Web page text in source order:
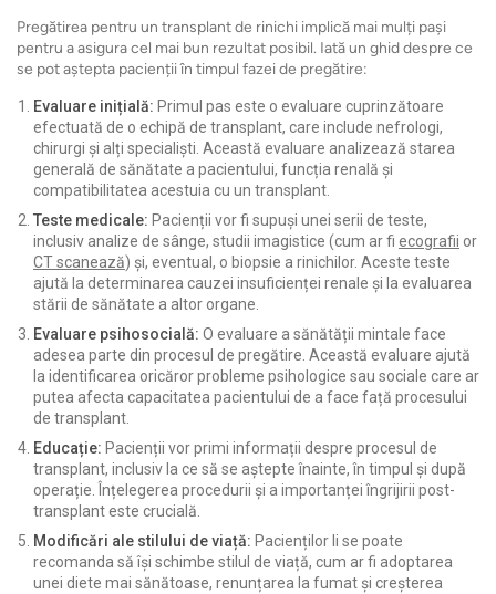
Pregătirea pentru un transplant de rinichi implică mai mulți pași
pentru a asigura cel mai bun rezultat posibil. Iată un ghid despre ce
se pot aștepta pacienții în timpul fazei de pregătire:
Evaluare inițială: Primul pas este o evaluare cuprinzătoare
efectuată de o echipă de transplant, care include nefrologi,
chirurgi și alți specialiști. Această evaluare analizează starea
generală de sănătate a pacientului, funcția renală și
compatibilitatea acestuia cu un transplant.
Teste medicale: Pacienții vor fi supuși unei serii de teste,
inclusiv analize de sânge, studii imagistice (cum ar fi ecografii or
CT scanează) și, eventual, o biopsie a rinichilor. Aceste teste
ajută la determinarea cauzei insuficienței renale și la evaluarea
stării de sănătate a altor organe.
Evaluare psihosocială: O evaluare a sănătății mintale face
adesea parte din procesul de pregătire. Această evaluare ajută
la identificarea oricăror probleme psihologice sau sociale care ar
putea afecta capacitatea pacientului de a face față procesului
de transplant.
Educație: Pacienții vor primi informații despre procesul de
transplant, inclusiv la ce să se aștepte înainte, în timpul și după
operație. Înțelegerea procedurii și a importanței îngrijirii post-
transplant este crucială.
Modificări ale stilului de viață: Pacienților li se poate
recomanda să își schimbe stilul de viață, cum ar fi adoptarea
unei diete mai sănătoase, renunțarea la fumat și creșterea